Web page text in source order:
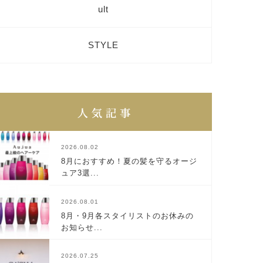
ult
STYLE
2026.08.02
8月におすすめ！夏の髪を守るオージ
ュア3選...
2026.08.01
8月・9月各スタイリストのお休みの
お知らせ...
2026.07.25